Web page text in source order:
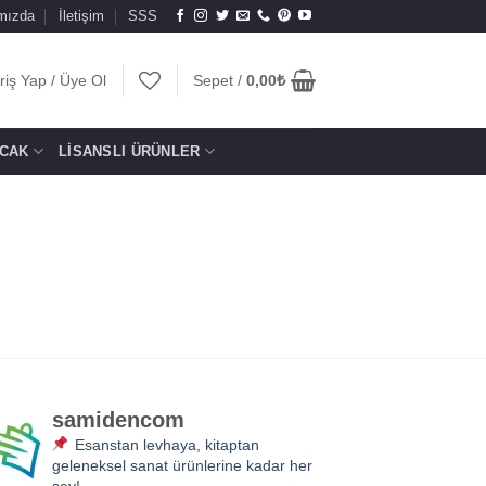
İletişim SSS
Yap / Üye Ol Sepet / 0,00₺
LISANSLI ÜRÜNLER
samidencom
Esanstan levhaya, kitaptan
geleneksel sanat ürünlerine kadar her